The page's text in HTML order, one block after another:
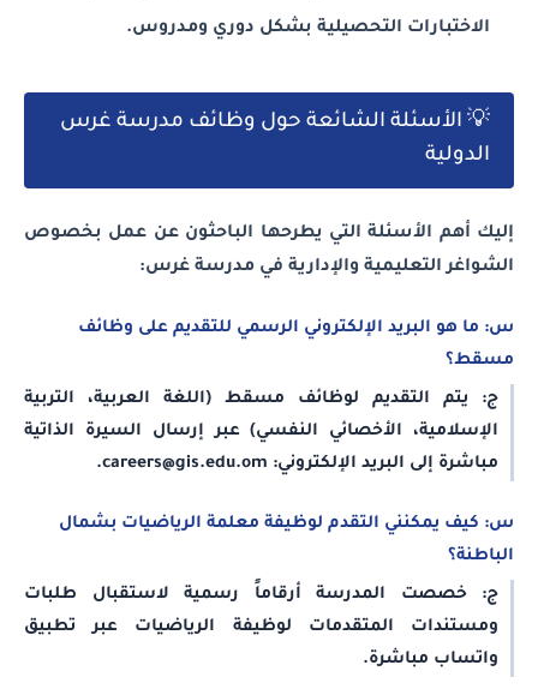
الاختبارات التحصيلية بشكل دوري ومدروس.
💡 الأسئلة الشائعة حول وظائف مدرسة غرس
الدولية
إليك أهم الأسئلة التي يطرحها الباحثون عن عمل بخصوص
الشواغر التعليمية والإدارية في مدرسة غرس:
س: ما هو البريد الإلكتروني الرسمي للتقديم على وظائف
مسقط؟
ج: يتم التقديم لوظائف مسقط (اللغة العربية، التربية
الإسلامية، الأخصائي النفسي) عبر إرسال السيرة الذاتية
مباشرة إلى البريد الإلكتروني: careers@gis.edu.om.
س: كيف يمكنني التقدم لوظيفة معلمة الرياضيات بشمال
الباطنة؟
ج: خصصت المدرسة أرقاماً رسمية لاستقبال طلبات
ومستندات المتقدمات لوظيفة الرياضيات عبر تطبيق
واتساب مباشرة.